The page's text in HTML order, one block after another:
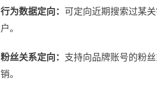
行为数据定向： 可定向近期搜索过某
户。
粉丝关系定向： 支持向品牌账号的粉
销。